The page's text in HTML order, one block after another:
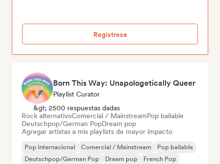
Regístrese
Born This Way: Unapologetically Queer
Playlist Curator
&gt; 2500 respuestas dadas
Rock alternativoComercial / MainstreamPop bailable
Deutschpop/German PopDream pop
Agregar artistas a mis playlists de mayor impacto
Pop internacional Comercial / Mainstream
Pop bailable
Deutschpop/German Pop
Dream pop
French Pop